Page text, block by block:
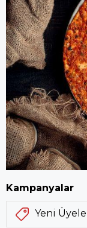
Kampanyalar
Yeni